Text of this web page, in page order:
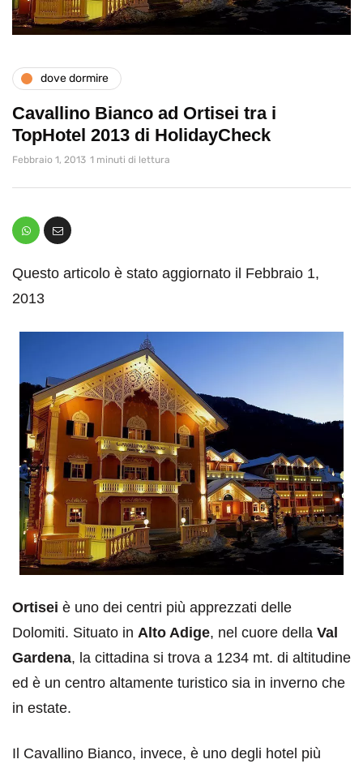
dove dormire
Cavallino Bianco ad Ortisei tra i
TopHotel 2013 di HolidayCheck
Febbraio 1, 2013 1 minuti di lettura
Questo articolo è stato aggiornato il Febbraio 1,
2013
Ortisei è uno dei centri più apprezzati delle
Dolomiti. Situato in Alto Adige, nel cuore della Val
Gardena, la cittadina si trova a 1234 mt. di altitudine
ed è un centro altamente turistico sia in inverno che
in estate.
Il Cavallino Bianco, invece, è uno degli hotel più